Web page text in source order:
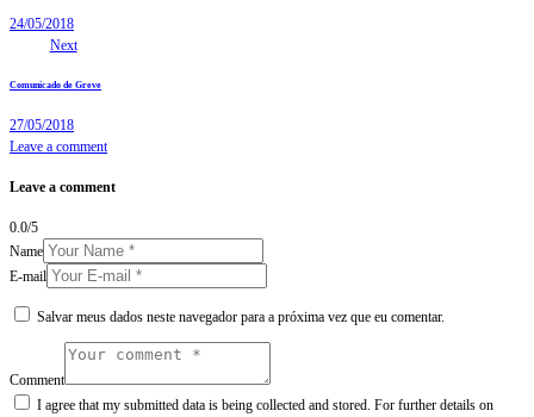
24/05/2018
Next
Comunicado de Greve
27/05/2018
Leave a comment
Leave a comment
0.0/5
Name
E-mail
Salvar meus dados neste navegador para a próxima vez que eu comentar.
Comment
I agree that my submitted data is being collected and stored. For further details on